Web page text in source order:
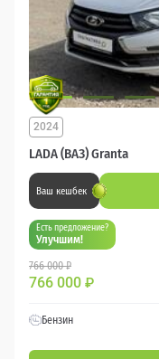
LADA (ВАЗ) Granta
2024
Ваш кешбек
Есть предложение?
Улучшим!
766 000 ₽
766 000 ₽
Бензин